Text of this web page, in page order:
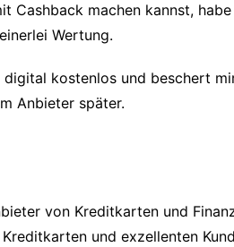
machen kannst,
Wertung.
digital kostenlos und beschert
Anbieter später.
von Kreditkarten und
und exzellenten